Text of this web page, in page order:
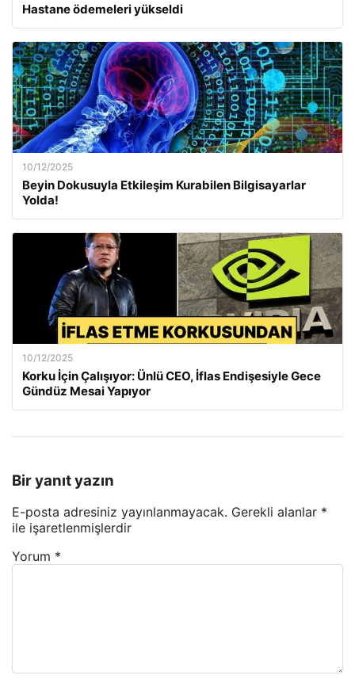
Hastane ödemeleri yükseldi
10/12/2025
Beyin Dokusuyla Etkileşim Kurabilen Bilgisayarlar
Yolda!
10/12/2025
Korku İçin Çalışıyor: Ünlü CEO, İflas Endişesiyle Gece
Gündüz Mesai Yapıyor
Bir yanıt yazın
E-posta adresiniz yayınlanmayacak. Gerekli alanlar *
ile işaretlenmişlerdir
Yorum *